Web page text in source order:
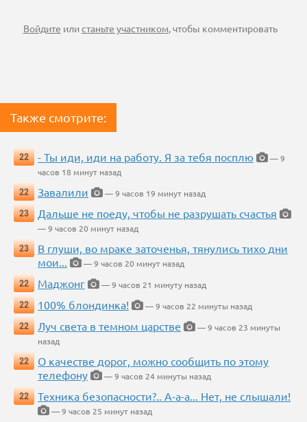
Войдите илистаньте участником, чтобы комментировать
Также смотрите:
22 - Ты иди, иди на работу. Я за тебя посплю
— 9
часов 18 минут назад
22
Завалили
— 9 часов 19 минут назад
23
Дальше не поеду, чтобы не разрушать счастья
— 9 часов 20 минут назад
23
В глуши, во мраке заточенья, тянулись тихо дни
мои...
— 9 часов 20 минут назад
22
Маджонг
— 9 часов 21 минуту назад
22
100% блондинка!
— 9 часов 22 минуты назад
22
Луч света в темном царстве
— 9 часов 23 минуты
назад
22
О качестве дорог, можно сообщить по этому
телефону
— 9 часов 24 минуты назад
22
Техника безопасности?.. А-а-а... Нет, не слышали!
— 9 часов 25 минут назад